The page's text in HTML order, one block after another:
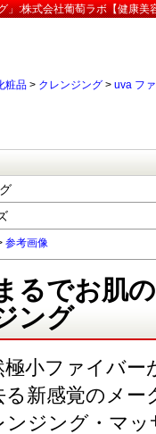
」:株式会社葡萄ラボ【健康美
粧品 > クレンジング > uva フ
参考画像
るでお肌
ング
極小ファイバー
る新感覚のメー
ンジング・マ